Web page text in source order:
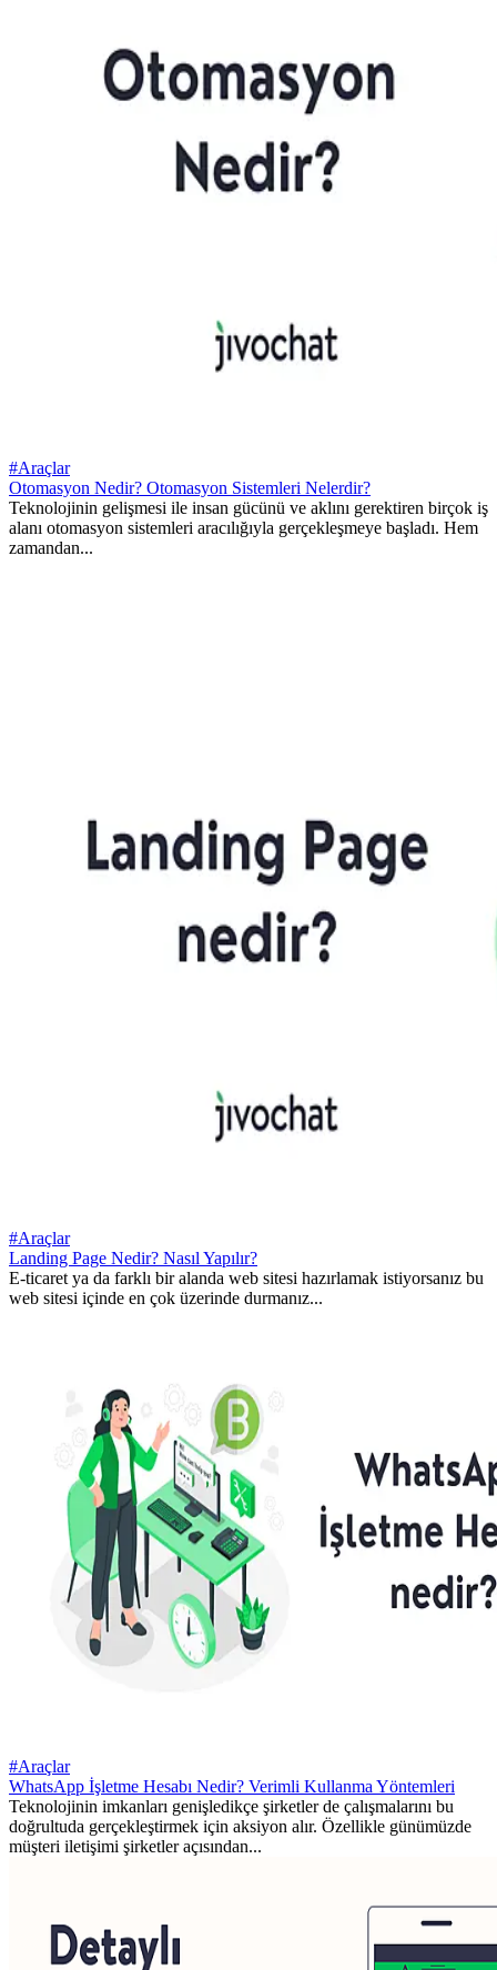
#Araçlar
Otomasyon Nedir? Otomasyon Sistemleri Nelerdir?
Teknolojinin gelişmesi ile insan gücünü ve aklını gerektiren birçok iş
alanı otomasyon sistemleri aracılığıyla gerçekleşmeye başladı. Hem
zamandan...
#Araçlar
Landing Page Nedir? Nasıl Yapılır?
E-ticaret ya da farklı bir alanda web sitesi hazırlamak istiyorsanız bu
web sitesi içinde en çok üzerinde durmanız...
#Araçlar
WhatsApp İşletme Hesabı Nedir? Verimli Kullanma Yöntemleri
Teknolojinin imkanları genişledikçe şirketler de çalışmalarını bu
doğrultuda gerçekleştirmek için aksiyon alır. Özellikle günümüzde
müşteri iletişimi şirketler açısından...